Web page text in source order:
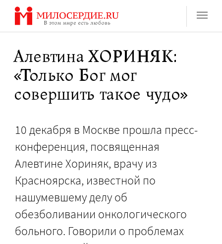
Перейти
содержанию
Алевтина ХОРИНЯК:
«Только Бог мог
совершить такое чудо»
10 декабря в Москве прошла пресс-
конференция, посвященная
Алевтине Хориняк, врачу из
Красноярска, известной по
нашумевшему делу об
обезболивании онкологического
больного. Говорили о проблемах